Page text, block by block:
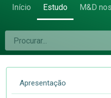
Início Estudo M&D
Apresentação